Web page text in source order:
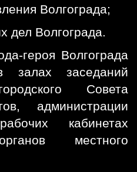
Волгограда;
дел Волгограда.
героя Волгограда
залах заседаний
Совета
администрации
кабинетах
местного